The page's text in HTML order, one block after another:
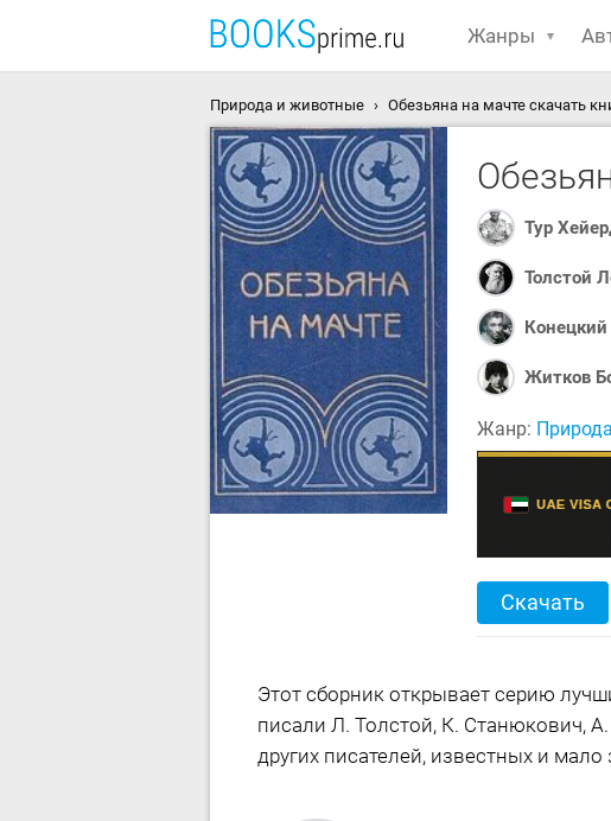
Жанры
Природа и животные Обезьяна на мачте скачать
Тур
Толстой
Житков
Жанр:
Скачать
Этот сборник открывает серию
писали Л. Толстой, К. Станюкович,
других писателей, известных и